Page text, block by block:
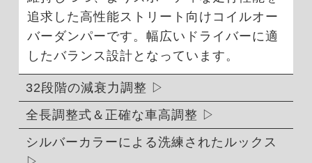
追求した高性能ストリート向けコイルオー
バーダンパーです。幅広いドライバーに適
したバランス設計となっています。
32段階の減衰力調整
全長調整式＆正確な車高調整
シルバーカラーによる洗練されたルックス